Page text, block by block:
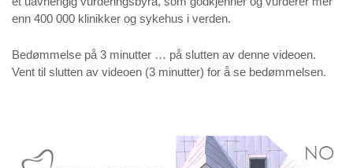
enn 400 000 klinikker og sykehus i verden.
Bedømmelse på 3 minutter … på slutten av denne videoen.
Vent til slutten av videoen (3 minutter) for å se bedømmelsen.